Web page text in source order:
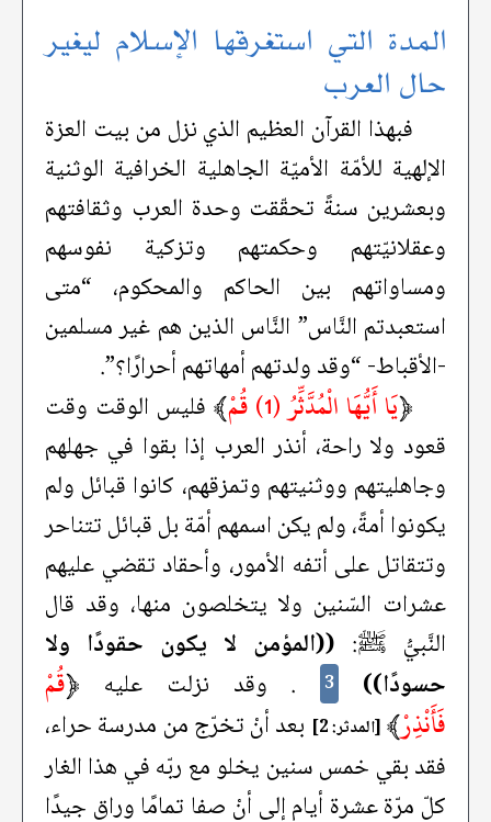
المدة التي استغرقها الإسلام ليغير
حال العرب
فبهذا القرآن العظيم الذي نزل من بيت العزة
الإلهية للأمّة الأميّة الجاهلية الخرافية الوثنية
وبعشرين سنةً تحقّقت وحدة العرب وثقافتهم
وعقلانيّتهم وحكمتهم وتزكية نفوسهم
ومساواتهم بين الحاكم والمحكوم، “متى
استعبدتم النَّاس” النَّاس الذين هم غير مسلمين
-الأقباط- “وقد ولدتهم أمهاتهم أحرارًا؟”.
﴿يَا أَيُّهَا الْمُدَّثِّرُ (1) قُمْ ﴾ فليس الوقت وقت
قعود ولا راحة، أنذر العرب إذا بقوا في جهلهم
وجاهليتهم ووثنيتهم وتمزقهم، كانوا قبائل ولم
يكونوا أمةً، ولم يكن اسمهم أمّة بل قبائل تتناحر
وتتقاتل على أتفه الأمور، وأحقاد تقضي عليهم
عشرات السّنين ولا يتخلصون منها، وقد قال
النَّبيُّ ﷺ: ((المؤمن لا يكون حقودًا ولا
حسودًا))
3 . وقد نزلت عليه ﴿قُمْ
فَأَنْذِرْ﴾ [المدثر: 2]
بعد أنْ تخرّج من مدرسة حراء،
فقد بقي خمس سنين يخلو مع ربّه في هذا الغار
كلّ مرّة عشرة أيام إلى أنْ صفا تمامًا وراق جيدًا